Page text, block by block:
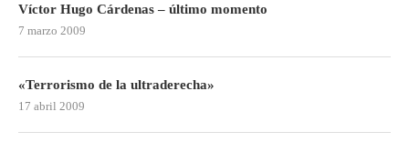
Víctor Hugo Cárdenas – último momento
7 marzo 2009
«Terrorismo de la ultraderecha»
17 abril 2009